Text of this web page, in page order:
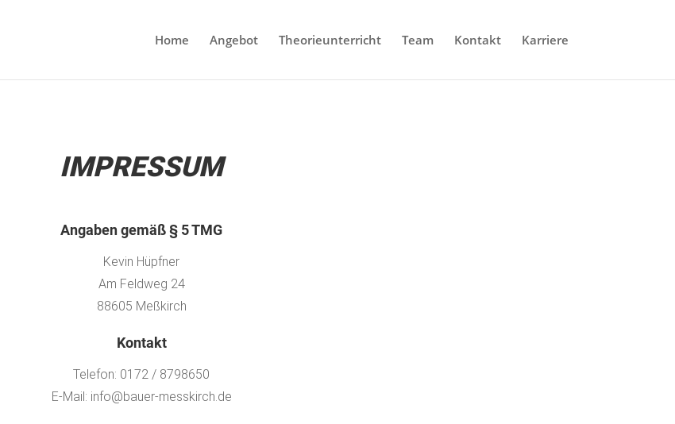
Home Angebot Theorieunterricht Team Kontakt Karriere
IMPRESSUM
Angaben gemäß § 5 TMG
Kevin Hüpfner
Am Feldweg 24
88605 Meßkirch
Kontakt
Telefon: 0172 / 8798650
E-Mail: info@bauer-messkirch.de